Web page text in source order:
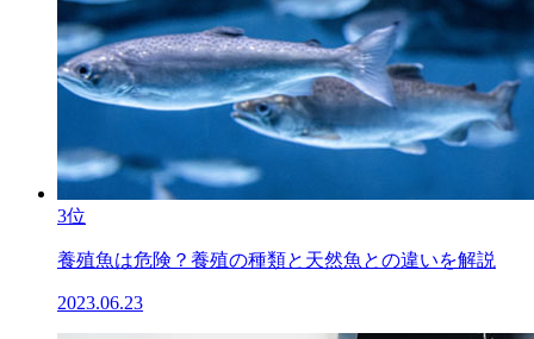
3位
養殖魚は危険？養殖の種類と天然魚との違いを解説
2023.06.23